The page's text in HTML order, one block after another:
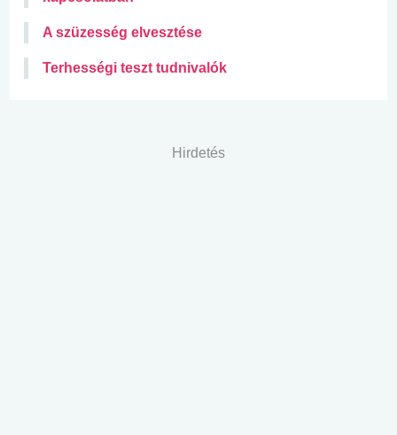
A szüzesség elvesztése
Terhességi teszt tudnivalók
Hirdetés